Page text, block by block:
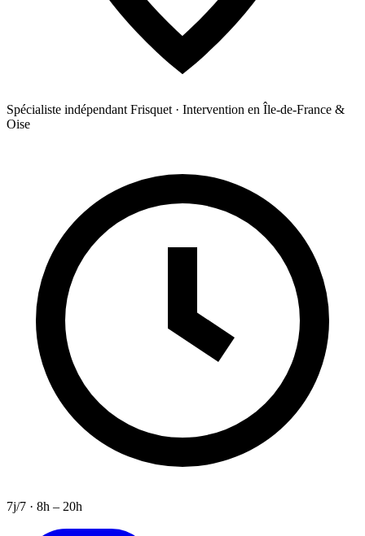
Spécialiste indépendant Frisquet · Intervention en Île-de-France &
Oise
7j/7 · 8h – 20h